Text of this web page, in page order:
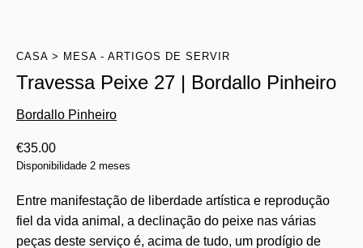
CASA MESA - ARTIGOS DE SERVIR
Travessa Peixe 27 | Bordallo Pinheiro
Bordallo Pinheiro
€35.00
Disponibilidade 2 meses
Entre manifestação de liberdade artística e reprodução
fiel da vida animal, a declinação do peixe nas várias
peças deste serviço é, acima de tudo, um prodígio de